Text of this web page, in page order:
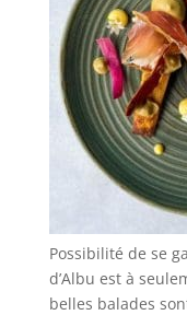
Possibilité de se
d’Albu est à
belles balades